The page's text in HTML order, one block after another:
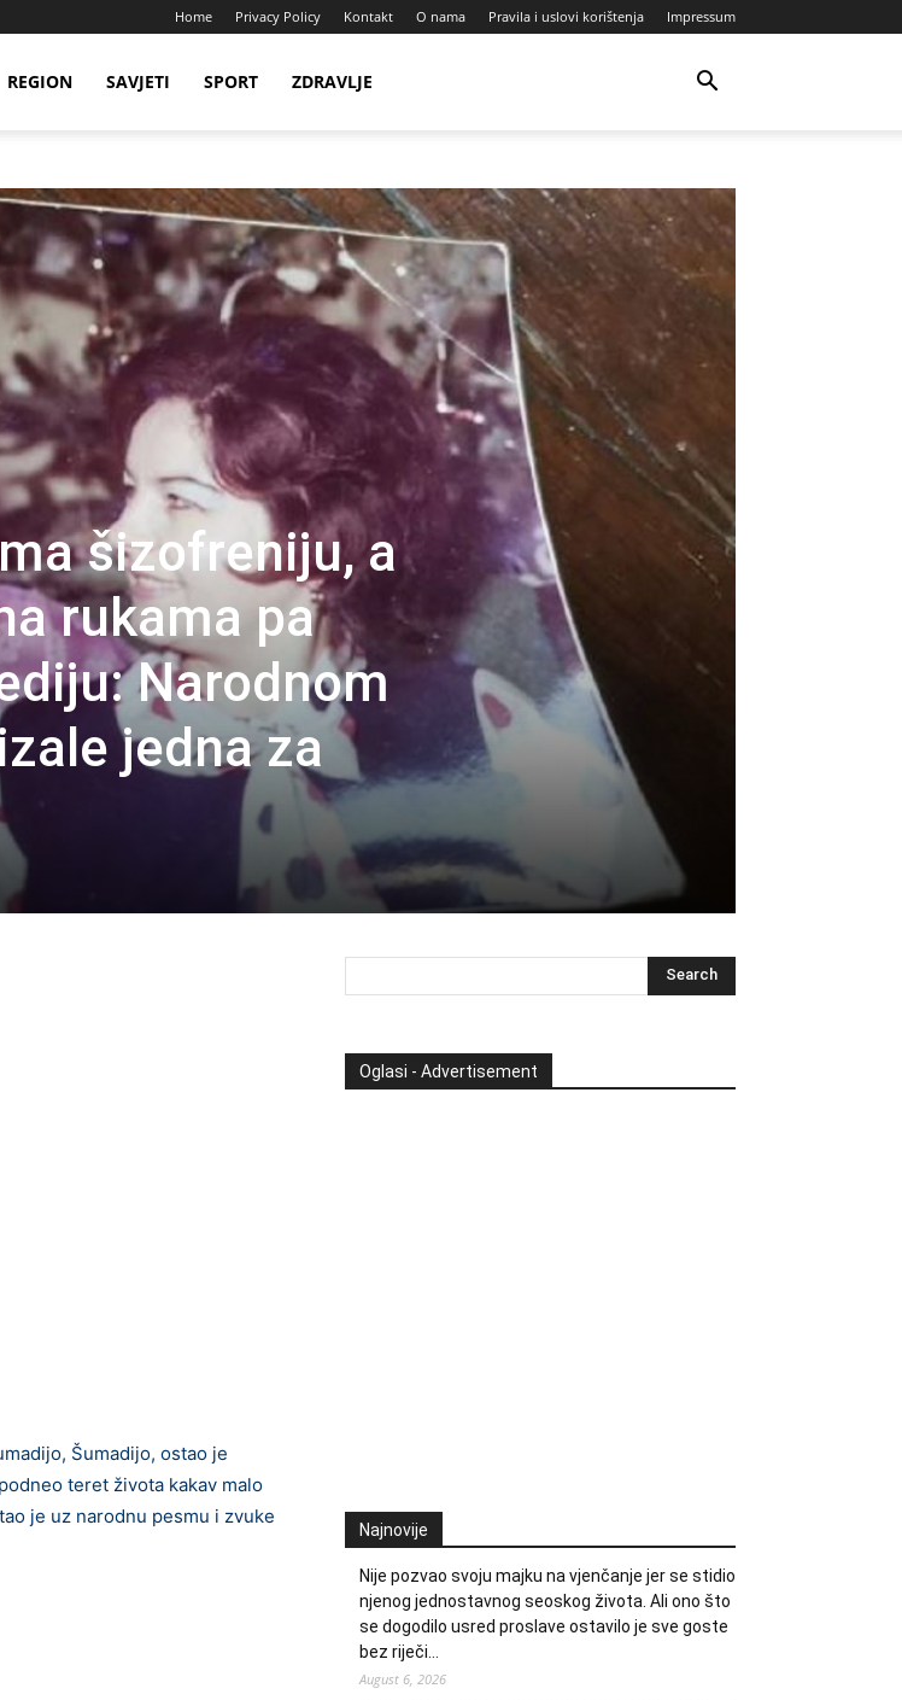
Home Privacy Policy Kontakt O nama Pravila i uslovi korištenja Impressum
REGION SAVJETI SPORT ZDRAVLJE
šizofreniju, a
rukama pa
Narodnom
jedna za
Šumadijo, ostao je
teret života kakav malo
je uz narodnu pesmu i zvuke
Oglasi - Advertisement
Najnovije
Nije pozvao svoju majku na vjenčanje jer se stidio
njenog jednostavnog seoskog života. Ali ono što
se dogodilo usred proslave ostavilo je sve goste
bez riječi…
August 6, 2026